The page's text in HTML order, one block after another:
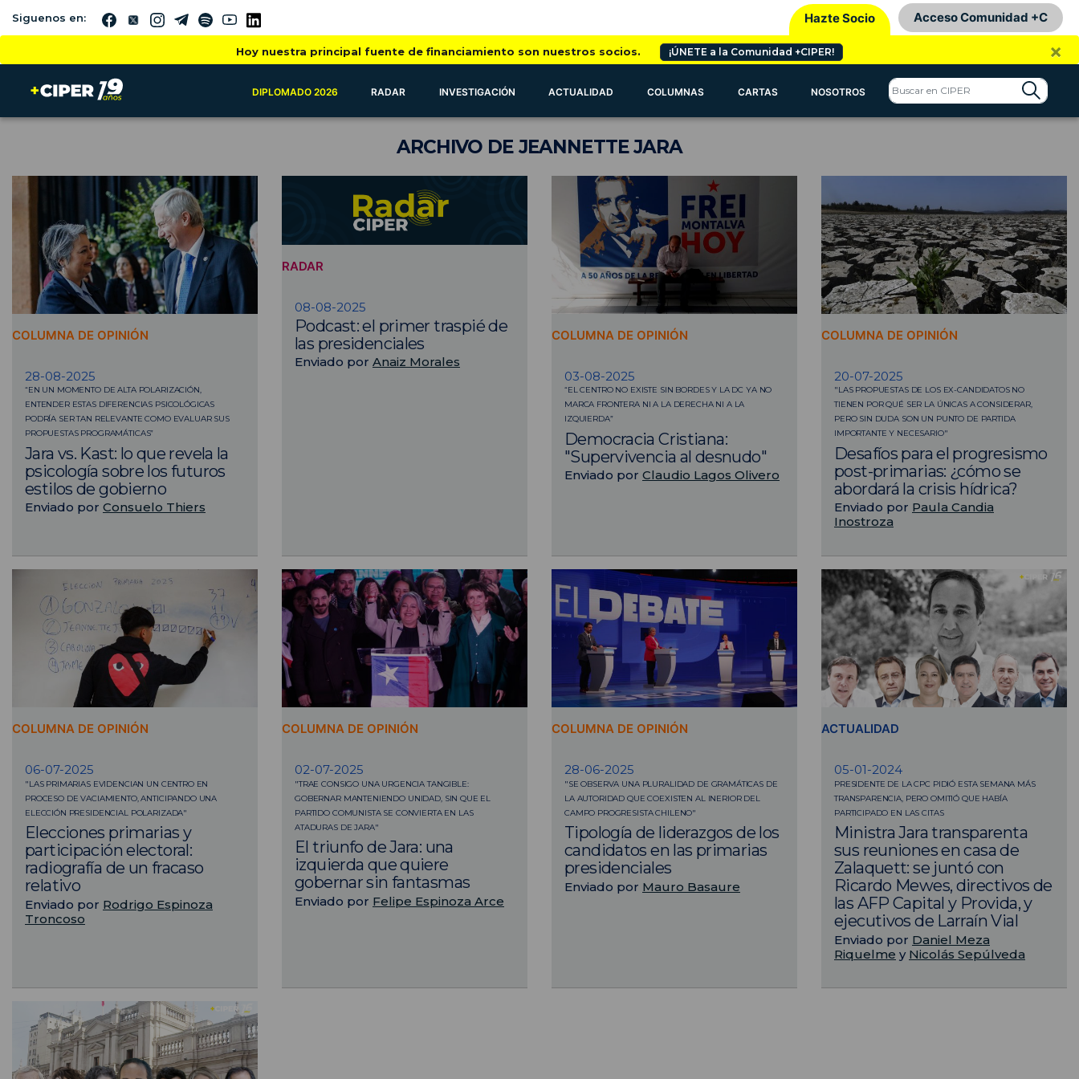
Siguenos en: Hazte Socio Acceso Comunidad +C
Hoy nuestra principal fuente de financiamiento son nuestros socios. ¡ÚNETE a la Comunidad +CIPER! ×
DIPLOMADO 2026 RADAR INVESTIGACIÓN ACTUALIDAD COLUMNAS CARTAS NOSOTROS
ARCHIVO DE JEANNETTE JARA
COLUMNA DE OPINIÓN
28-08-2025
“EN UN MOMENTO DE ALTA POLARIZACIÓN,
ENTENDER ESTAS DIFERENCIAS PSICOLÓGICAS
PODRÍA SER TAN RELEVANTE COMO EVALUAR SUS
PROPUESTAS PROGRAMÁTICAS”
Jara vs. Kast: lo que revela la
psicología sobre los futuros
estilos de gobierno
Enviado por Consuelo Thiers
RADAR
08-08-2025
Podcast: el primer traspié de
las presidenciales
Enviado por Anaiz Morales
COLUMNA DE OPINIÓN
03-08-2025
“EL CENTRO NO EXISTE SIN BORDES Y LA DC YA NO
MARCA FRONTERA NI A LA DERECHA NI A LA
IZQUIERDA”
Democracia Cristiana:
"Supervivencia al desnudo"
Enviado por Claudio Lagos Olivero
COLUMNA DE OPINIÓN
20-07-2025
"LAS PROPUESTAS DE LOS EX-CANDIDATOS NO
TIENEN POR QUÉ SER LA ÚNICAS A CONSIDERAR,
PERO SIN DUDA SON UN PUNTO DE PARTIDA
IMPORTANTE Y NECESARIO"
Desafíos para el progresismo
post-primarias: ¿cómo se
abordará la crisis hídrica?
Enviado por Paula Candia
Inostroza
COLUMNA DE OPINIÓN
06-07-2025
"LAS PRIMARIAS EVIDENCIAN UN CENTRO EN
PROCESO DE VACIAMIENTO, ANTICIPANDO UNA
ELECCIÓN PRESIDENCIAL POLARIZADA"
Elecciones primarias y
participación electoral:
radiografía de un fracaso
relativo
Enviado por Rodrigo Espinoza
Troncoso
COLUMNA DE OPINIÓN
02-07-2025
"TRAE CONSIGO UNA URGENCIA TANGIBLE:
GOBERNAR MANTENIENDO UNIDAD, SIN QUE EL
PARTIDO COMUNISTA SE CONVIERTA EN LAS
ATADURAS DE JARA"
El triunfo de Jara: una
izquierda que quiere
gobernar sin fantasmas
Enviado por Felipe Espinoza Arce
COLUMNA DE OPINIÓN
28-06-2025
"SE OBSERVA UNA PLURALIDAD DE GRAMÁTICAS DE
LA AUTORIDAD QUE COEXISTEN AL INERIOR DEL
CAMPO PROGRESISTA CHILENO"
Tipología de liderazgos de los
candidatos en las primarias
presidenciales
Enviado por Mauro Basaure
ACTUALIDAD
05-01-2024
PRESIDENTE DE LA CPC PIDIÓ ESTA SEMANA MÁS
TRANSPARENCIA, PERO OMITIÓ QUE HABÍA
PARTICIPADO EN LAS CITAS
Ministra Jara transparenta
sus reuniones en casa de
Zalaquett: se juntó con
Ricardo Mewes, directivos de
las AFP Capital y Provida, y
ejecutivos de Larraín Vial
Enviado por Daniel Meza
Riquelme y Nicolás Sepúlveda